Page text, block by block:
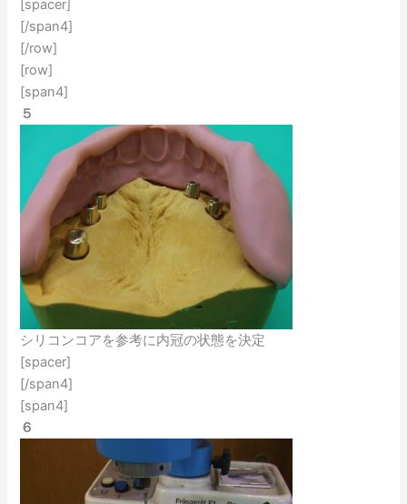
[spacer]
[/span4]
[/row]
[row]
[span4]
５
シリコンコアを参考に内冠の状態を決定
[spacer]
[/span4]
[span4]
６